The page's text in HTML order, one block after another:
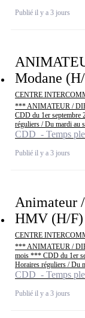
Publié il y a 3 jours
Modane
CENTRE
*** ANIMATEUR /
CDD du 1er septembre
réguliers / Du mardi au
CDD - Temps
Publié il y a 3 jours
Animateur
HMV (H/F)
CENTRE
*** ANIMATEUR /
mois *** CDD du 1er
Horaires réguliers / Du
CDD - Temps
Publié il y a 3 jours